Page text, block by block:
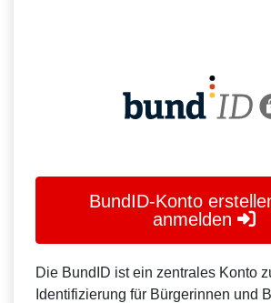
BundID-Konto
anmelden
Die BundID ist ein zentrales Konto
Identifizierung für Bürgerinnen und